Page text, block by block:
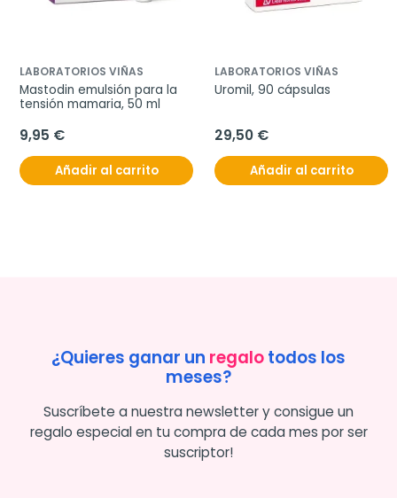
LABORATORIOS VIÑAS
Mastodin emulsión para la
tensión mamaria, 50 ml
9,95 €
Añadir al carrito
LABORATORIOS VIÑAS
Uromil, 90 cápsulas
29,50 €
Añadir al carrito
¿Quieres ganar un regalotodos los
meses?
Suscríbete a nuestra newsletter y consigue un
regalo especial en tu compra de cada mes por ser
suscriptor!